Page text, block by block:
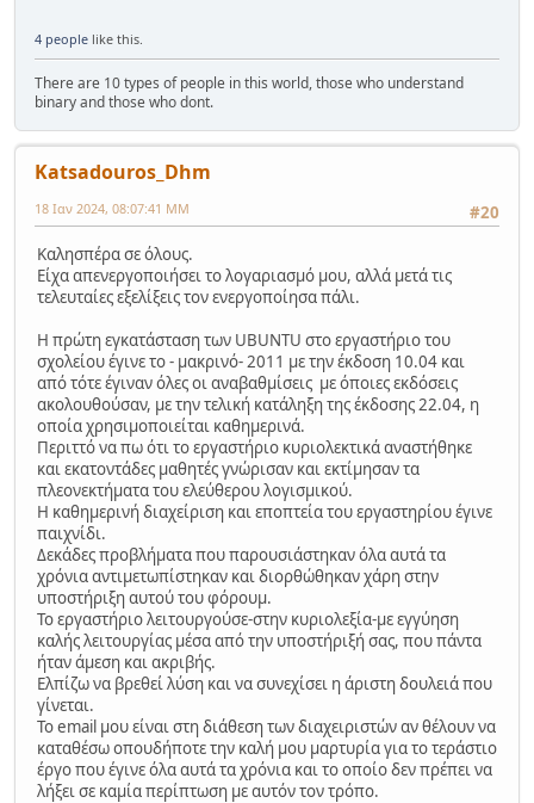
4 people like this.
There are 10 types of people in this world, those who understand
binary and those who dont.
Katsadouros_Dhm
#20
18 Ιαν 2024, 08:07:41 ΜΜ
Καλησπέρα σε όλους.
Είχα απενεργοποιήσει το λογαριασμό μου, αλλά μετά τις
τελευταίες εξελίξεις τον ενεργοποίησα πάλι.
Η πρώτη εγκατάσταση των UBUNTU στο εργαστήριο του
σχολείου έγινε το - μακρινό- 2011 με την έκδοση 10.04 και
από τότε έγιναν όλες οι αναβαθμίσεις με όποιες εκδόσεις
ακολουθούσαν, με την τελική κατάληξη της έκδοσης 22.04, η
οποία χρησιμοποιείται καθημερινά.
Περιττό να πω ότι το εργαστήριο κυριολεκτικά αναστήθηκε
και εκατοντάδες μαθητές γνώρισαν και εκτίμησαν τα
πλεονεκτήματα του ελεύθερου λογισμικού.
Η καθημερινή διαχείριση και εποπτεία του εργαστηρίου έγινε
παιχνίδι.
Δεκάδες προβλήματα που παρουσιάστηκαν όλα αυτά τα
χρόνια αντιμετωπίστηκαν και διορθώθηκαν χάρη στην
υποστήριξη αυτού του φόρουμ.
Το εργαστήριο λειτουργούσε-στην κυριολεξία-με εγγύηση
καλής λειτουργίας μέσα από την υποστήριξή σας, που πάντα
ήταν άμεση και ακριβής.
Ελπίζω να βρεθεί λύση και να συνεχίσει η άριστη δουλειά που
γίνεται.
Το email μου είναι στη διάθεση των διαχειριστών αν θέλουν να
καταθέσω οπουδήποτε την καλή μου μαρτυρία για το τεράστιο
έργο που έγινε όλα αυτά τα χρόνια και το οποίο δεν πρέπει να
λήξει σε καμία περίπτωση με αυτόν τον τρόπο.